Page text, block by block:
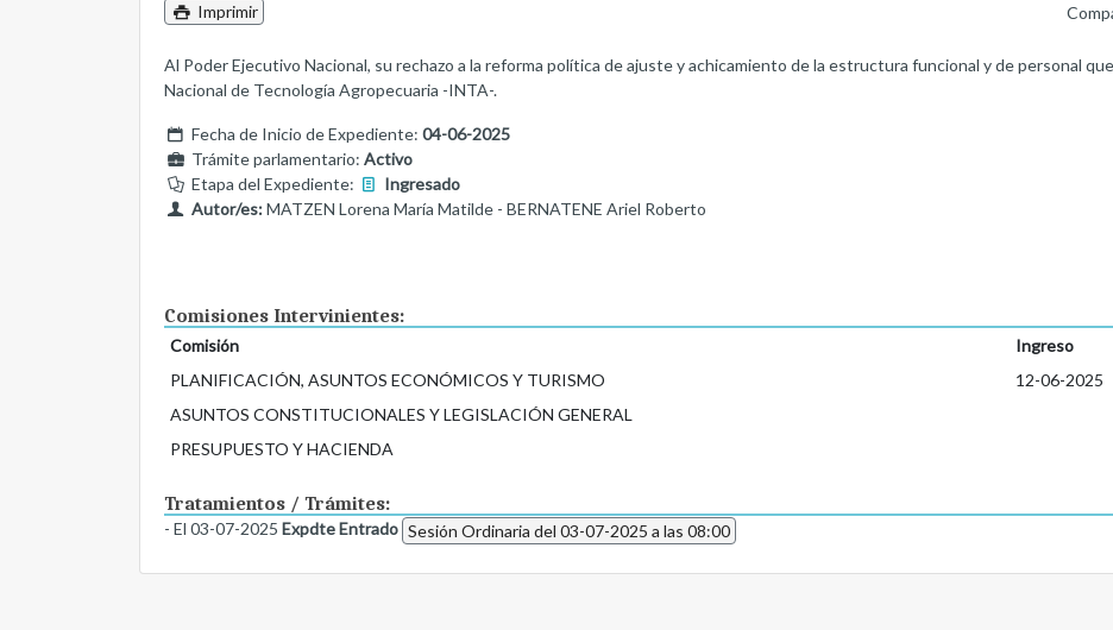
Imprimir
Al Poder Ejecutivo Nacional, su rechazo a la reforma política de ajuste y achicamiento de la estructura funcional y de personal
Nacional de Tecnología Agropecuaria -INTA-.
Fecha de Inicio de Expediente: 04-06-2025
Trámite parlamentario: Activo
Etapa del Expediente:
Ingresado
Autor/es:MATZEN Lorena María Matilde - BERNATENE Ariel Roberto
Comisiones Intervinientes:
Comisión Ingreso
PLANIFICACIÓN, ASUNTOS ECONÓMICOS Y TURISMO
12-06-2025
ASUNTOS CONSTITUCIONALES Y LEGISLACIÓN GENERAL
PRESUPUESTO Y HACIENDA
Tratamientos / Trámites:
- El 03-07-2025 Expdte Entrado Sesión Ordinaria del 03-07-2025 a las 08:00